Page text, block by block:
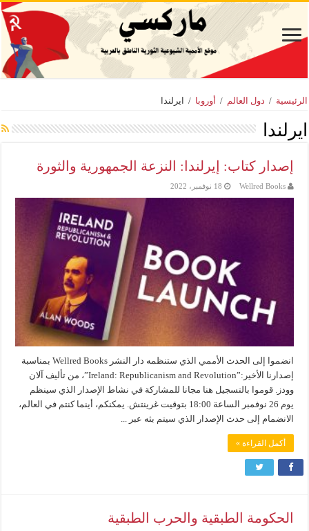
الرئيسية / دول العالم / أوروبا / ايرلندا
ايرلندا
إصدار كتاب: إيرلندا: النزعة الجمهورية والثورة
Wellred Books 18 نوفمبر، 2022
انضموا إلى الحدث الأممي الذي ستنظمه دار النشر Wellred Books بمناسبة
إصدارنا الأخير:”Ireland: Republicanism and Revolution”، من تأليف آلان
وودز. قوموا بالتسجيل هنا مجانا للمشاركة في نشاط الإصدار الذي سينظم
يوم 26 نوفمبر الساعة 18:00 بتوقيت غرينتش. يمكنكم، أينما كنتم في العالم،
الانضمام إلى حدث الإصدار الذي سيتم بثه عبر ...
أكمل القراءة »
الحكومة الطبقية والحرب الطبقية